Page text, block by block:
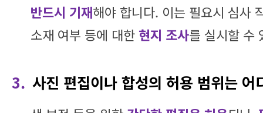
반드시 기재해야 합니다. 이는 필요시 심사
소재 여부 등에 대한 현지 조사를 실시할 수
3. 사진 편집이나 합성의 허용 범위는 어